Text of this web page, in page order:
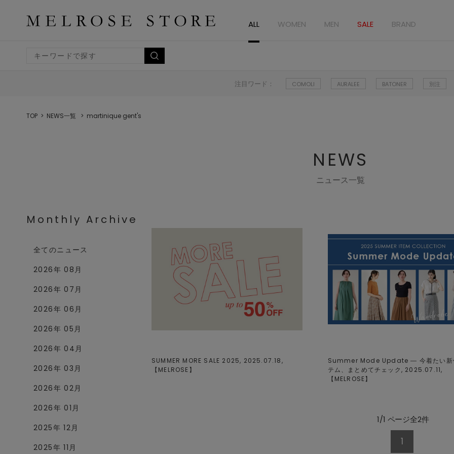
ALL WOMEN MEN SALE BRAND
注目ワード： COMOLI AURALEE BATONER 別注
TOP NEWS一覧 martinique gent's
NEWS
ニュース一覧
Monthly Archive
全てのニュース
2026年 08月
2026年 07月
2026年 06月
2026年 05月
2026年 04月
2026年 03月
2026年 02月
2026年 01月
2025年 12月
2025年 11月
SUMMER MORE SALE 2025, 2025.07.18,
【 MELROSE 】
Summer Mode Update ― 今着たい新
テム、まとめてチェック, 2025.07.11,
【 MELROSE】
1/1 ページ全2件
1